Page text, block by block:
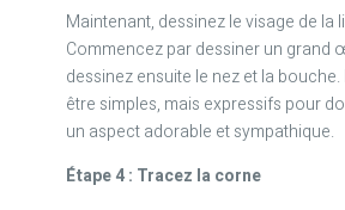
Maintenant, dessinez le visage de la
Commencez par dessiner un grand
dessinez ensuite le nez et la
être simples, mais expressifs pour
un aspect adorable et sympathique.
Étape 4 : Tracez la corne